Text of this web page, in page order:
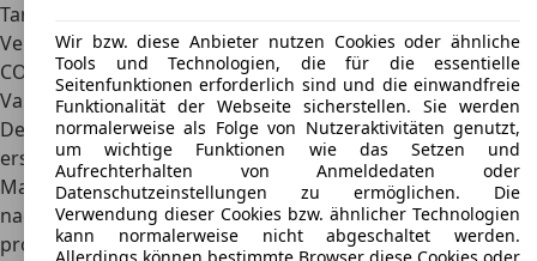
Tankvolumen
Verbrauch
10,5 – 13,2 l
CO2-Emissionen
281 – 313 g/km
Varianten
Der Mitsubishi Pajero Sport ist ein Crossover-SUV, der
erstmals 1997 vorgestellt wurde. Auf dem deutschen
Markt war das Modell bis 2007 erhältlich, die
nachfolgenden Generationen wurden für andere Märkte
produziert . Die Ausführungen in Deutschland
Wir bzw. diese Anbieter nutzen Cookies oder ähnliche
Tools und Technologien, die für die essentielle
Seitenfunktionen erforderlich sind und die einwandfreie
Funktionalität der Webseite sicherstellen. Sie werden
normalerweise als Folge von Nutzeraktivitäten genutzt,
um wichtige Funktionen wie das Setzen und
Aufrechterhalten von Anmeldedaten oder
Datenschutzeinstellungen zu ermöglichen. Die
Verwendung dieser Cookies bzw. ähnlicher Technologien
kann normalerweise nicht abgeschaltet werden.
Allerdings können bestimmte Browser diese Cookies oder